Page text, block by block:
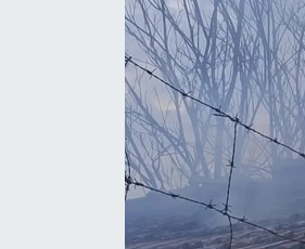
MAGAZİN
ESKİŞEHİRSPOR